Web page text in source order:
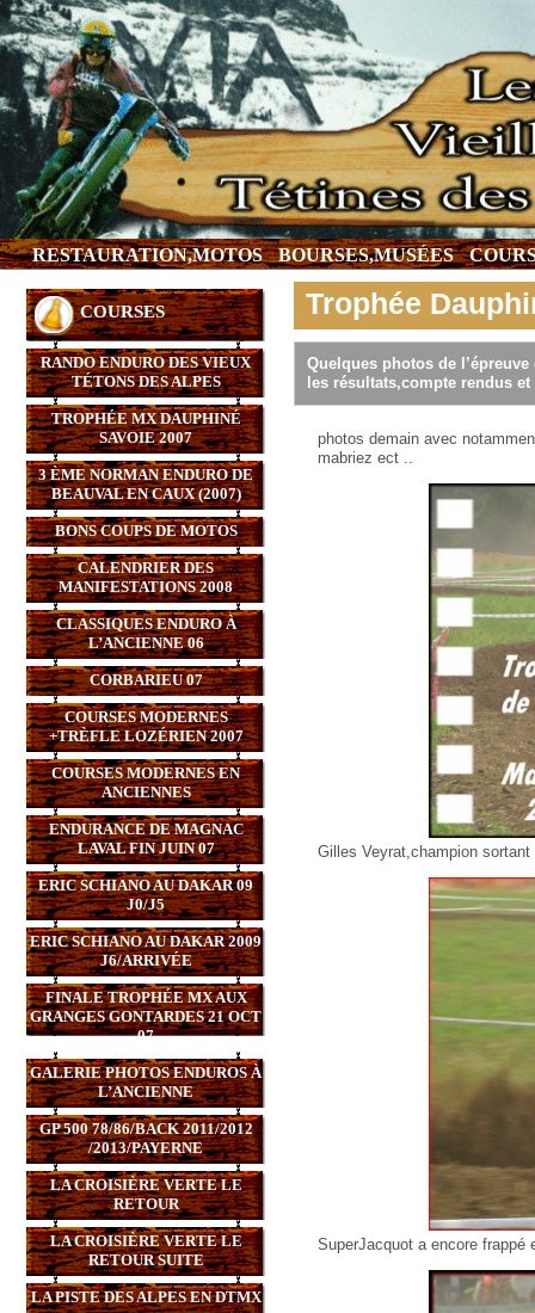
RESTAURATION,MOTOS BOURSES,MUSÉES
COURSES
RANDO ENDURO DES VIEUX
TÉTONS DES ALPES
TROPHÉE MX DAUPHINÉ
SAVOIE 2007
3 ÈME NORMAN ENDURO DE
BEAUVAL EN CAUX (2007)
BONS COUPS DE MOTOS
CALENDRIER DES
MANIFESTATIONS 2008
CLASSIQUES ENDURO À
L’ANCIENNE 06
CORBARIEU 07
COURSES MODERNES
+TRÈFLE LOZÉRIEN 2007
COURSES MODERNES EN
ANCIENNES
ENDURANCE DE MAGNAC
LAVAL FIN JUIN 07
ERIC SCHIANO AU DAKAR 09
J0/J5
ERIC SCHIANO AU DAKAR 2009
J6/ARRIVÉE
FINALE TROPHÉE MX AUX
GRANGES GONTARDES 21 OCT
07
GALERIE PHOTOS ENDUROS À
L’ANCIENNE
GP 500 78/86/BACK 2011/2012
/2013/PAYERNE
LA CROISIÈRE VERTE LE
RETOUR
LA CROISIÈRE VERTE LE
RETOUR SUITE
LA PISTE DES ALPES EN DTMX
Trophée
Quelques photos de
les résultats,compte rendus
photos demain avec
mabriez ect ..
Gilles Veyrat,champion
SuperJacquot a encore frappé